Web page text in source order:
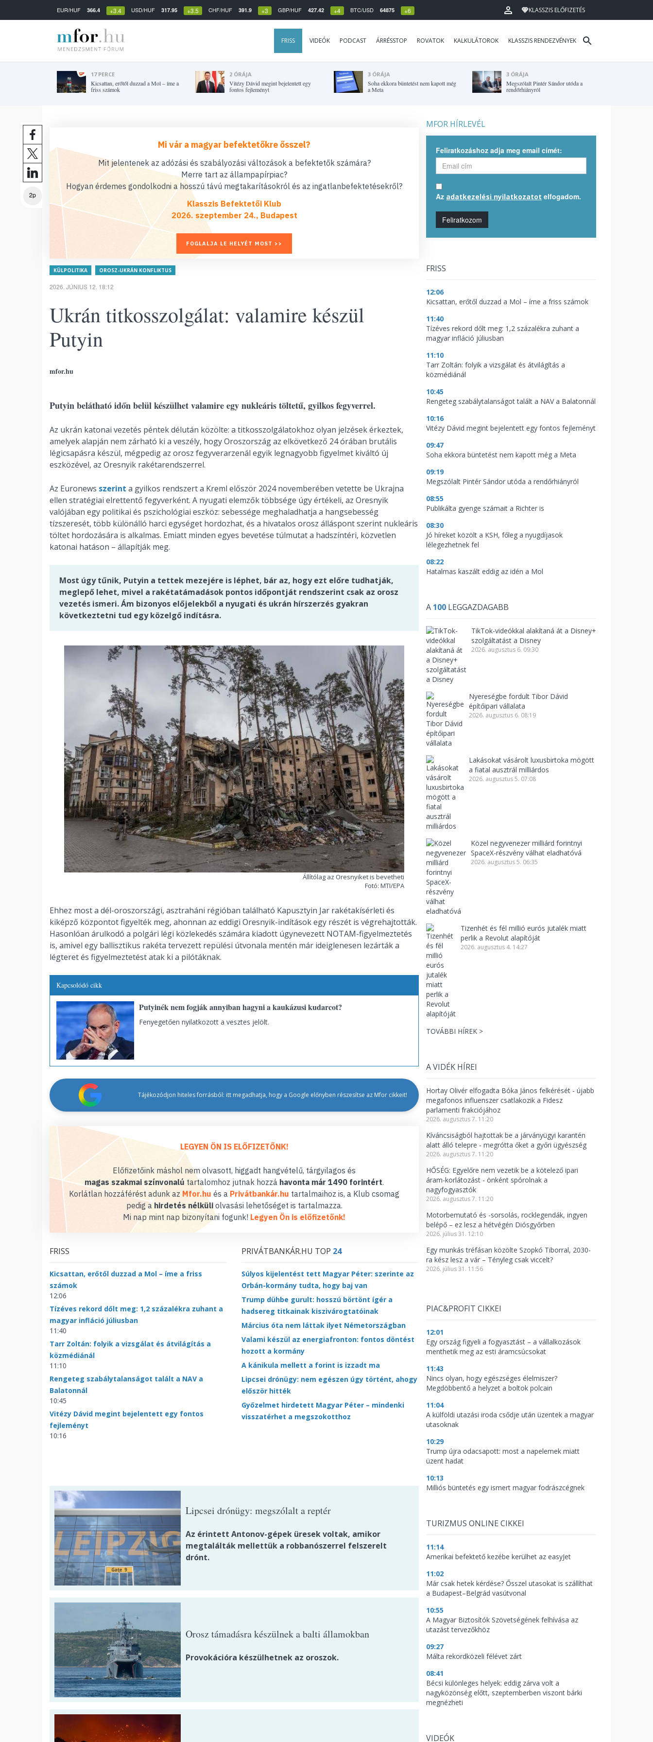
EUR/HUF 366.4 +3.4 USD/HUF 317.95 +3.5 CHF/HUF 391.9 +3 GBP/HUF 427.42 +4 BTC/USD 64875 +6 KLASSZIS ELŐFIZETÉS
FRISS VIDEÓK PODCAST ÁRRÉSSTOP ROVATOK KALKULÁTOROK KLASSZIS RENDEZVÉNYEK
17 PERCE
Kicsattan, erőtől duzzad a Mol – íme a
friss számok
2 ÓRÁJA
Vitézy Dávid megint bejelentett egy
fontos fejleményt
3 ÓRÁJA
Soha ekkora büntetést nem kapott még
a Meta
3 ÓRÁJA
Megszólalt Pintér Sándor utóda a
rendőrhiányról
2p
Mi vár a magyar befektetőkre ősszel?
Mit jelentenek az adózási és szabályozási változások a befektetők számára?
Merre tart az állampapírpiac?
Hogyan érdemes gondolkodni a hosszú távú megtakarításokról és az ingatlanbefektetésekről?
Klasszis Befektetői Klub
2026. szeptember 24., Budapest
FOGLALJA LE HELYÉT MOST >>
KÜLPOLITIKA OROSZ-UKRÁN KONFLIKTUS
2026. JÚNIUS 12. 18:12
Ukrán titkosszolgálat: valamire készül
Putyin
mfor.hu
Putyin belátható időn belül készülhet valamire egy nukleáris töltetű, gyilkos fegyverrel.
Az ukrán katonai vezetés péntek délután közölte: a titkosszolgálatokhoz olyan jelzések érkeztek,
amelyek alapján nem zárható ki a veszély, hogy Oroszország az elkövetkező 24 órában brutális
légicsapásra készül, mégpedig az orosz fegyverarzenál egyik legnagyobb figyelmet kiváltó új
eszközével, az Oresnyik rakétarendszerrel.
Az Euronews szerint a gyilkos rendszert a Kreml először 2024 novemberében vetette be Ukrajna
ellen stratégiai elrettentő fegyverként. A nyugati elemzők többsége úgy értékeli, az Oresnyik
valójában egy politikai és pszichológiai eszköz: sebessége meghaladhatja a hangsebesség
tízszeresét, több különálló harci egységet hordozhat, és a hivatalos orosz álláspont szerint nukleáris
töltet hordozására is alkalmas. Emiatt minden egyes bevetése túlmutat a hadszíntéri, közvetlen
katonai hatáson – állapítják meg.
Most úgy tűnik, Putyin a tettek mezejére is léphet, bár az, hogy ezt előre tudhatják,
meglepő lehet, mivel a rakétatámadások pontos időpontját rendszerint csak az orosz
vezetés ismeri. Ám bizonyos előjelekből a nyugati és ukrán hírszerzés gyakran
következtetni tud egy közelgő indításra.
Állítólag az Oresnyiket is bevetheti
Fotó: MTI/EPA
Ehhez most a dél-oroszországi, asztraháni régióban található Kapusztyin Jar rakétakísérleti és
kiképző központot figyelték meg, ahonnan az eddigi Oresnyik-indítások egy részét is végrehajtották.
Hasonlóan árulkodó a polgári légi közlekedés számára kiadott úgynevezett NOTAM-figyelmeztetés
is, amivel egy ballisztikus rakéta tervezett repülési útvonala mentén már ideiglenesen lezárták a
légteret és figyelmeztetést atak ki a pilótáknak.
Kapcsolódó cikk
Putyinék nem fogják annyiban hagyni a kaukázusi kudarcot?
Fenyegetően nyilatkozott a vesztes jelölt.
Tájékozódjon hiteles forrásból: itt megadhatja, hogy a Google előnyben részesítse az Mfor cikkeit!
LEGYEN ÖN IS ELŐFIZETŐNK!
Előfizetőink máshol nem olvasott, higgadt hangvételű, tárgyilagos és
magas szakmai színvonalú tartalomhoz jutnak hozzá havonta már 1490 forintért.
Korlátlan hozzáférést adunk az Mfor.hu és a Privátbankár.hu tartalmaihoz is, a Klub csomag
pedig ahirdetés nélküliolvasási lehetőséget is tartalmazza.
Mi nap mint nap bizonyítani fogunk! Legyen Ön is előfizetőnk!
FRISS
Kicsattan, erőtől duzzad a Mol – íme a friss
számok
12:06
Tízéves rekord dőlt meg: 1,2 százalékra zuhant a
magyar infláció júliusban
11:40
Tarr Zoltán: folyik a vizsgálat és átvilágítás a
közmédiánál
11:10
Rengeteg szabálytalanságot talált a NAV a
Balatonnál
10:45
Vitézy Dávid megint bejelentett egy fontos
fejleményt
10:16
PRIVÁTBANKÁR.HU TOP 24
Súlyos kijelentést tett Magyar Péter: szerinte az
Orbán-kormány tudta, hogy baj van
Trump dühbe gurult: hosszú börtönt ígér a
hadsereg titkainak kiszivárogtatóinak
Március óta nem láttak ilyet Németországban
Valami készül az energiafronton: fontos döntést
hozott a kormány
A kánikula mellett a forint is izzadt ma
Lipcsei drónügy: nem egészen úgy történt, ahogy
először hitték
Győzelmet hirdetett Magyar Péter – mindenki
visszatérhet a megszokotthoz
Lipcsei drónügy: megszólalt a reptér
Az érintett Antonov-gépek üresek voltak, amikor
megtalálták mellettük a robbanószerrel felszerelt
drónt.
Orosz támadásra készülnek a balti államokban
Provokációra készülhetnek az oroszok.
MFOR HÍRLEVÉL
Feliratkozáshoz adja meg email címét:
Az adatkezelési nyilatkozatot elfogadom.
Feliratkozom
FRISS
12:06
Kicsattan, erőtől duzzad a Mol – íme a friss számok
11:40
Tízéves rekord dőlt meg: 1,2 százalékra zuhant a
magyar infláció júliusban
11:10
Tarr Zoltán: folyik a vizsgálat és átvilágítás a
közmédiánál
10:45
Rengeteg szabálytalanságot talált a NAV a Balatonnál
10:16
Vitézy Dávid megint bejelentett egy fontos fejleményt
09:47
Soha ekkora büntetést nem kapott még a Meta
09:19
Megszólalt Pintér Sándor utóda a rendőrhiányról
08:55
Publikálta gyenge számait a Richter is
08:30
Jó híreket közölt a KSH, főleg a nyugdíjasok
lélegezhetnek fel
08:22
Hatalmas kaszált eddig az idén a Mol
A 100 LEGGAZDAGABB
TikTok-videókkal alakítaná át a Disney+
szolgáltatást a Disney
2026. augusztus 6. 09:30
Nyereségbe fordult Tibor Dávid
építőipari vállalata
2026. augusztus 6. 08:19
Lakásokat vásárolt luxusbirtoka mögött
a fiatal ausztrál milliárdos
2026. augusztus 5. 07:08
Közel negyvenezer milliárd forintnyi
SpaceX-részvény válhat eladhatóvá
2026. augusztus 5. 06:35
Tizenhét és fél millió eurós jutalék miatt
perlik a Revolut alapítóját
2026. augusztus 4. 14:27
TOVÁBBI HÍREK >
A VIDÉK HÍREI
Hortay Olivér elfogadta Bóka János felkérését - újabb
megafonos influenszer csatlakozik a Fidesz
parlamenti frakciójához
2026. augusztus 7. 11:20
Kíváncsiságból hajtottak be a járványügyi karantén
alatt álló telepre - megrótta őket a győri ügyészség
2026. augusztus 7. 11:20
HŐSÉG: Egyelőre nem vezetik be a kötelező ipari
áram-korlátozást - önként spórolnak a
nagyfogyasztók
2026. augusztus 7. 11:20
Motorbemutató és -sorsolás, rocklegendák, ingyen
belépő – ez lesz a hétvégén Diósgyőrben
2026. július 31. 12:10
Egy munkás tréfásan közölte Szopkó Tiborral, 2030-
ra kész lesz a vár – Tényleg csak viccelt?
2026. július 31. 11:56
PIAC&PROFIT CIKKEI
12:01
Egy ország figyeli a fogyasztást – a vállalkozások
menthetik meg az esti áramcsúcsokat
11:43
Nincs olyan, hogy egészséges élelmiszer?
Megdöbbentő a helyzet a boltok polcain
11:04
A külföldi utazási iroda csődje után üzentek a magyar
utasoknak
10:29
Trump újra odacsapott: most a napelemek miatt
üzent hadat
10:13
Milliós büntetés egy ismert magyar fodrászcégnek
TURIZMUS ONLINE CIKKEI
11:14
Amerikai befektető kezébe kerülhet az easyJet
11:02
Már csak hetek kérdése? Ősszel utasokat is szállíthat
a Budapest–Belgrád vasútvonal
10:55
A Magyar Biztosítók Szövetségének felhívása az
utazást tervezőkhöz
09:27
Málta rekordközeli félévet zárt
08:41
Bécsi különleges helyek: eddig zárva volt a
nagyközönség előtt, szeptemberben viszont bárki
megnézheti
VIDEÓK